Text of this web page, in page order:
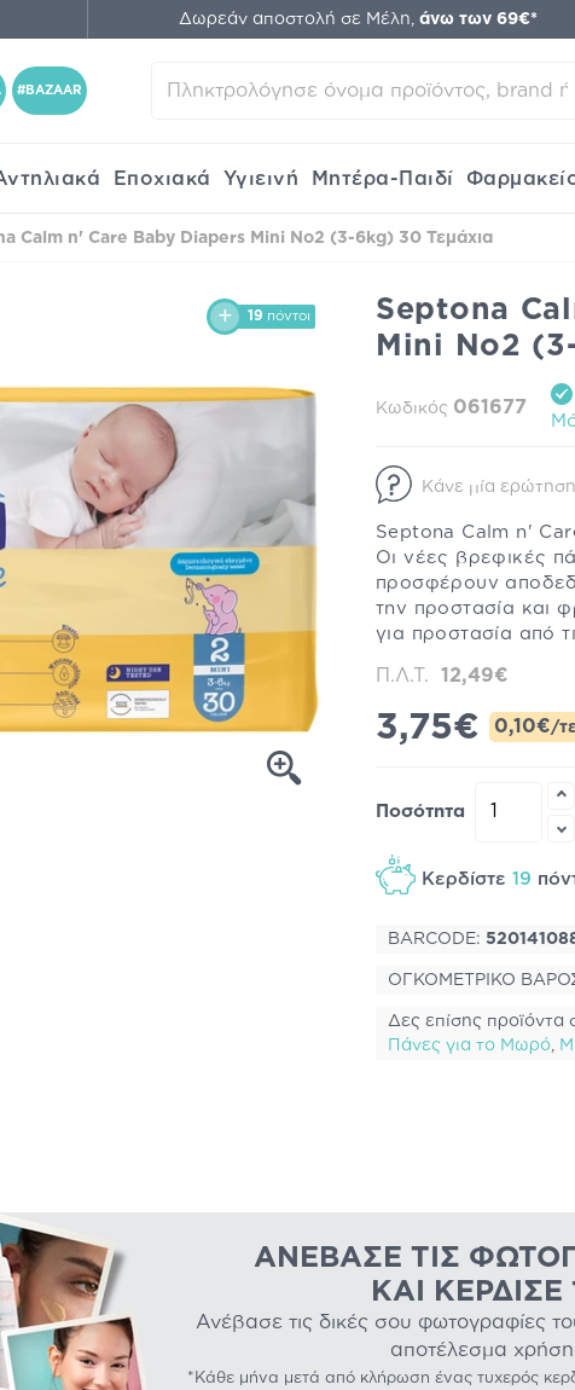
Δωρεάν αποστολή σε Μέλη, άνω των 69€*
#BAZAAR
Εποχιακά Υγιεινή Μητέρα-Παιδί
Calm n' Care Baby Diapers Mini No2 (3-6kg) 30 Τεμάχια
19 πόντοι
Septona
Mini No2
Κωδικός 061677
Κάνε μία ερώτηση
Septona Calm n'
Οι νέες βρεφικές
προσφέρουν
την προστασία και
για προστασία από
Π.Λ.Τ. 12,49€
3,75€ 0,10€/
Ποσότητα
Κερδίστε 19
BARCODE:
ΟΓΚΟΜΕΤΡΙΚΟ
Δες επίσης προϊόντα
Πάνες για το Μωρό
ΑΝΈΒΑΣΕ ΤΙΣ
ΚΑΙ ΚΈΡΔΙΣΕ
Ανέβασε τις δικές σου φωτογραφίες
αποτέλεσμα
*Κάθε μήνα μετά από κλήρωση ένας τυχερός